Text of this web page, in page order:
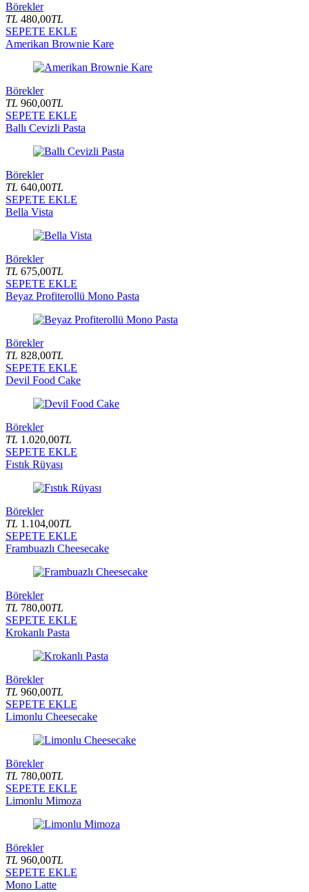
Börekler
TL 480,00TL
SEPETE EKLE
Amerikan Brownie Kare
Börekler
TL 960,00TL
SEPETE EKLE
Ballı Cevizli Pasta
Börekler
TL 640,00TL
SEPETE EKLE
Bella Vista
Börekler
TL 675,00TL
SEPETE EKLE
Beyaz Profiterollü Mono Pasta
Börekler
TL 828,00TL
SEPETE EKLE
Devil Food Cake
Börekler
TL 1.020,00TL
SEPETE EKLE
Fıstık Rüyası
Börekler
TL 1.104,00TL
SEPETE EKLE
Frambuazlı Cheesecake
Börekler
TL 780,00TL
SEPETE EKLE
Krokanlı Pasta
Börekler
TL 960,00TL
SEPETE EKLE
Limonlu Cheesecake
Börekler
TL 780,00TL
SEPETE EKLE
Limonlu Mimoza
Börekler
TL 960,00TL
SEPETE EKLE
Mono Latte